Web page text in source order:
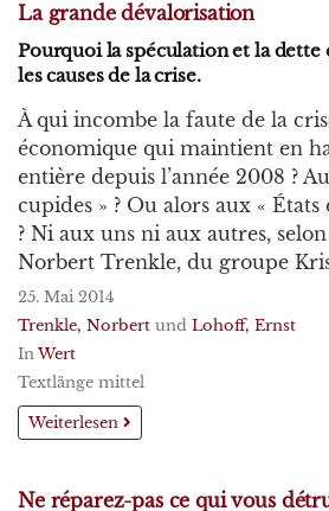
La grande dévalorisation
Pourquoi la spéculation et la dette
les causes de la crise.
À qui incombe la faute de la
économique qui maintient en
entière depuis l’année 2008 ?
cupides » ? Ou alors aux « États
? Ni aux uns ni aux autres,
Norbert Trenkle, du groupe
25. Mai 2014
Trenkle, Norbert und Lohoff, Ernst
InWert
Textlänge mittel
Weiterlesen
Ne réparez-pas ce qui vous